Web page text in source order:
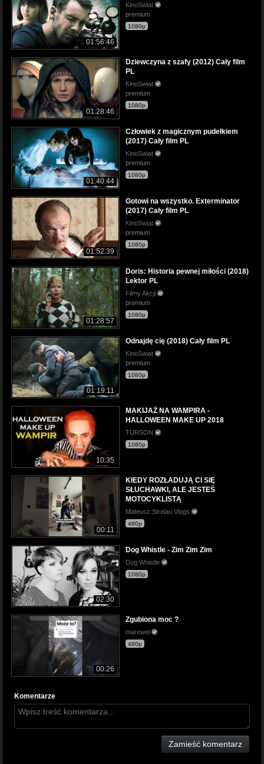
01:56:46
KinoSwiat
premium
1080p
01:28:46
Dziewczyna z szafy (2012) Cały film
PL
KinoSwiat
premium
1080p
01:40:44
Człowiek z magicznym pudełkiem
(2017) Cały film PL
KinoSwiat
premium
1080p
01:52:39
Gotowi na wszystko. Exterminator
(2017) Cały film PL
KinoSwiat
premium
1080p
01:28:57
Doris: Historia pewnej miłości (2018)
Lektor PL
Filmy Akcji
premium
1080p
01:19:11
Odnajdę cię (2018) Cały film PL
KinoSwiat
premium
1080p
10:35
MAKIJAŻ NA WAMPIRA -
HALLOWEEN MAKE UP 2018
TURSON
1080p
00:11
KIEDY ROZŁADUJĄ CI SIĘ
SŁUCHAWKI, ALE JESTEŚ
MOTOCYKLISTĄ
Mateusz Strelau Vlogs
480p
02:30
Dog Whistle - Zim Zim Zim
Dog Whistle
1080p
00:26
Zgubiona moc ?
marewel
480p
Komentarze
Zamieść komentarz